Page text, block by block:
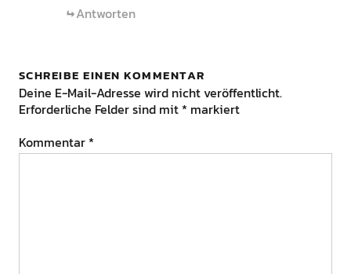
Antworten
SCHREIBE EINEN KOMMENTAR
Deine E-Mail-Adresse wird nicht veröffentlicht.
Erforderliche Felder sind mit * markiert
Kommentar *